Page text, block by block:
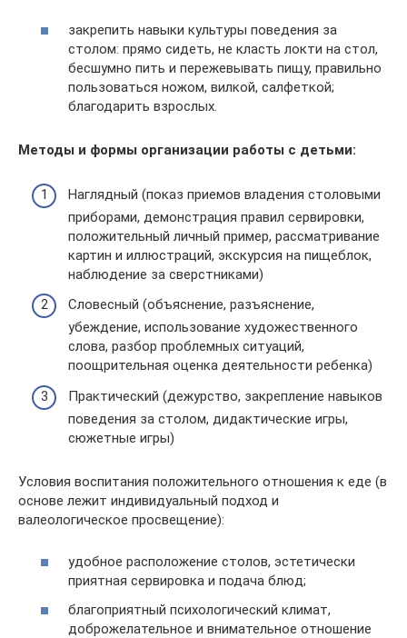
закрепить навыки культуры поведения за
столом: прямо сидеть, не класть локти на стол,
бесшумно пить и пережевывать пищу, правильно
пользоваться ножом, вилкой, салфеткой;
благодарить взрослых.
Методы и формы организации работы с детьми:
Наглядный (показ приемов владения столовыми
приборами, демонстрация правил сервировки,
положительный личный пример, рассматривание
картин и иллюстраций, экскурсия на пищеблок,
наблюдение за сверстниками)
Словесный (объяснение, разъяснение,
убеждение, использование художественного
слова, разбор проблемных ситуаций,
поощрительная оценка деятельности ребенка)
Практический (дежурство, закрепление навыков
поведения за столом, дидактические игры,
сюжетные игры)
Условия воспитания положительного отношения к еде (в
основе лежит индивидуальный подход и
валеологическое просвещение):
удобное расположение столов, эстетически
приятная сервировка и подача блюд;
благоприятный психологический климат,
доброжелательное и внимательное отношение